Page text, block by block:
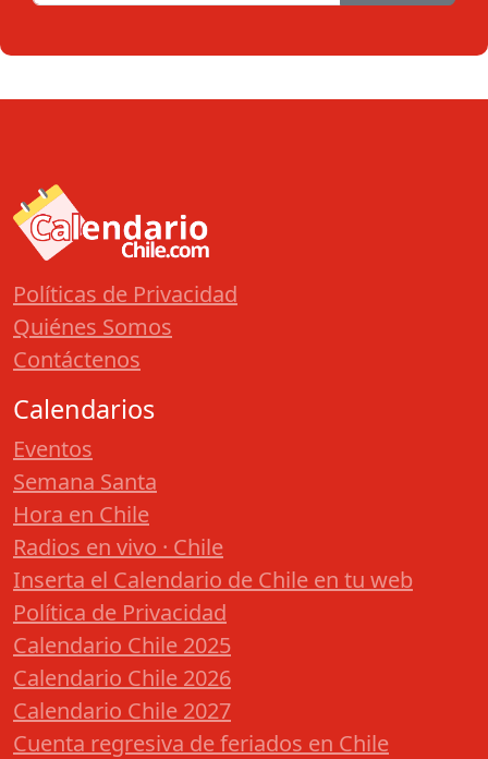
Políticas de Privacidad
Quiénes Somos
Contáctenos
Calendarios
Eventos
Semana Santa
Hora en Chile
Radios en vivo · Chile
Inserta el Calendario de Chile en tu web
Política de Privacidad
Calendario Chile 2025
Calendario Chile 2026
Calendario Chile 2027
Cuenta regresiva de feriados en Chile